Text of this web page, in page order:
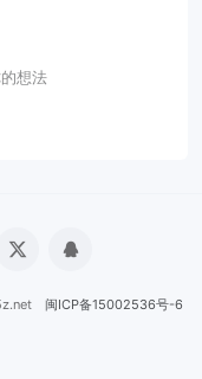
想法
闽ICP备15002536号-6